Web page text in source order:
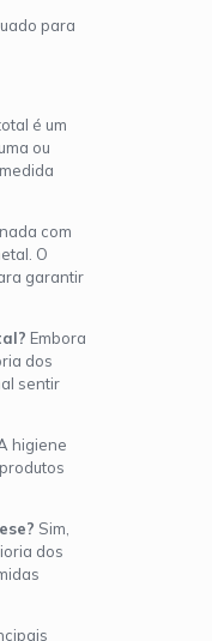
para
é um
ou
com
O
garantir
Embora
dos
sentir
higiene
Sim,
dos